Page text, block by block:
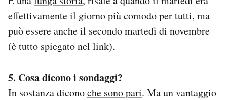
effettivamente il giorno più comodo per tutti, ma
può essere anche il secondo martedì di novembre
(è tutto spiegato nel link).
5. Cosa dicono i sondaggi?
In sostanza diconoche sono pari. Ma un vantaggio